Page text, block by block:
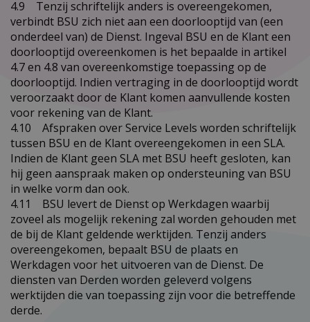
4.9 Tenzij schriftelijk anders is overeengekomen,
verbindt BSU zich niet aan een doorlooptijd van (een
onderdeel van) de Dienst. Ingeval BSU en de Klant een
doorlooptijd overeenkomen is het bepaalde in artikel
4.7 en 4.8 van overeenkomstige toepassing op de
doorlooptijd. Indien vertraging in de doorlooptijd wordt
veroorzaakt door de Klant komen aanvullende kosten
voor rekening van de Klant.
4.10 Afspraken over Service Levels worden schriftelijk
tussen BSU en de Klant overeengekomen in een SLA.
Indien de Klant geen SLA met BSU heeft gesloten, kan
hij geen aanspraak maken op ondersteuning van BSU
in welke vorm dan ook.
4.11 BSU levert de Dienst op Werkdagen waarbij
zoveel als mogelijk rekening zal worden gehouden met
de bij de Klant geldende werktijden. Tenzij anders
overeengekomen, bepaalt BSU de plaats en
Werkdagen voor het uitvoeren van de Dienst. De
diensten van Derden worden geleverd volgens
werktijden die van toepassing zijn voor die betreffende
derde.